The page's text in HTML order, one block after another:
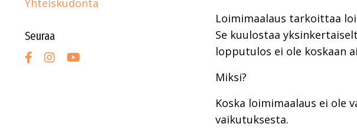
Loimimaalaus tarkoittaa
Se kuulostaa
lopputulos ei ole koskaan
Miksi?
Koska loimimaalaus ei ole
vaikutuksesta.
Seuraa